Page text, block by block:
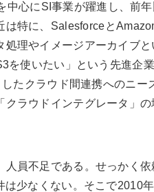
心にSI事業が躍進し、前年
は特に、Salesforceと
処理やイメージアーカイブ
を使いたい」という先進企
たクラウド間連携へのニー
クラウドインテグレータ」
員不足である。せっかく依
少なくない。そこで2010